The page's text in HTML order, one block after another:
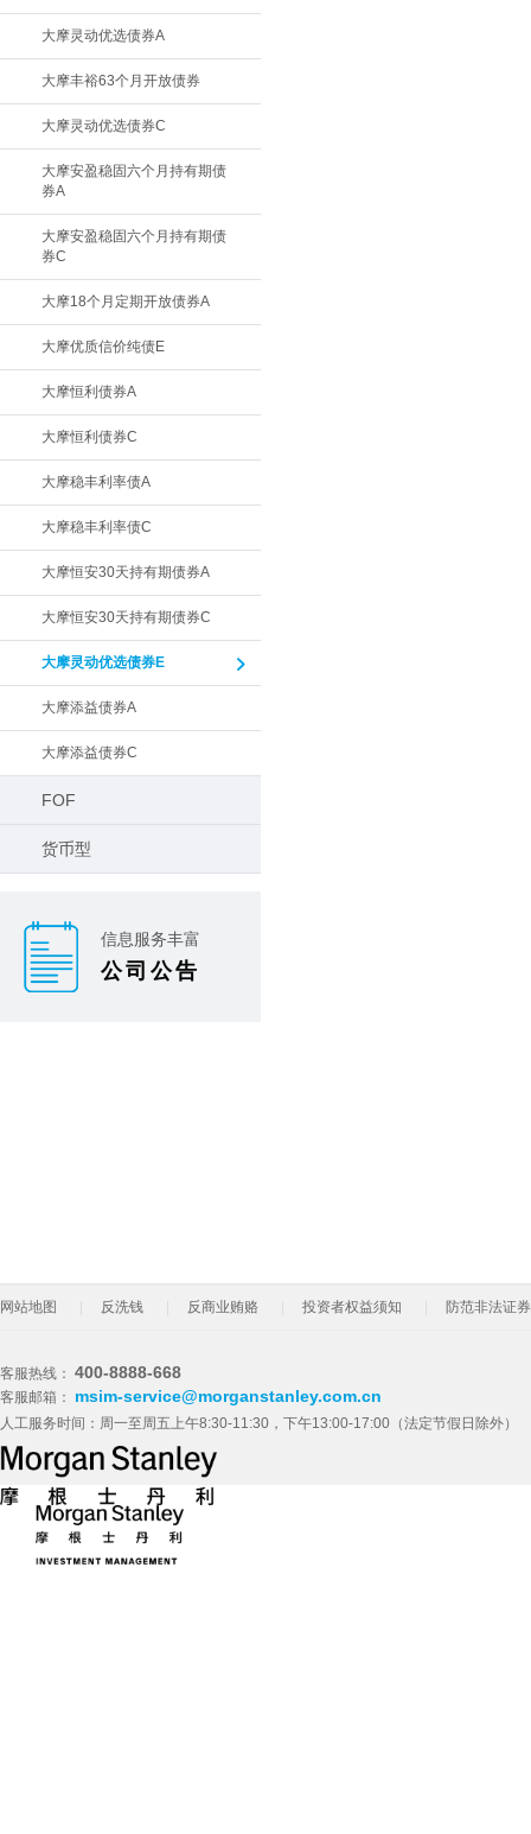
大摩灵动优选债券A
大摩丰裕63个月开放债券
大摩灵动优选债券C
大摩安盈稳固六个月持有期债
券A
大摩安盈稳固六个月持有期债
券C
大摩18个月定期开放债券A
大摩优质信价纯债E
大摩恒利债券A
大摩恒利债券C
大摩稳丰利率债A
大摩稳丰利率债C
大摩恒安30天持有期债券A
大摩恒安30天持有期债券C
大摩灵动优选债券E
大摩添益债券A
大摩添益债券C
FOF
货币型
信息服务丰富
公司公告
网站地图 反洗钱 反商业贿赂 投资者权益须知 防范非法证
客服热线： 400-8888-668
客服邮箱： msim-service@morganstanley.com.cn
人工服务时间：周一至周五上午8:30-11:30，下午13:00-17:00（法定节假日除外）